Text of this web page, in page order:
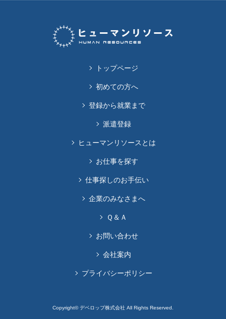
トップページ
初めての方へ
登録から就業まで
派遣登録
ヒューマンリソースとは
お仕事を探す
仕事探しのお手伝い
企業のみなさまへ
Ｑ＆Ａ
お問い合わせ
会社案内
プライバシーポリシー
Copyright© デベロップ株式会社 All Rights Reserved.